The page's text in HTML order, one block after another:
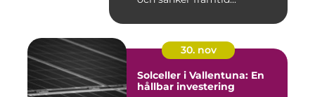
30. nov
Solceller i Vallentuna: En
hållbar investering